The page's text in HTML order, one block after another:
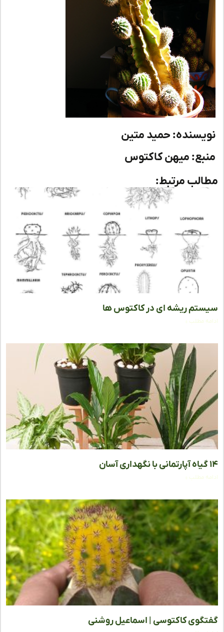
حمید متین
میهن کاکتوس
مرتبط:
ریشه ای در کاکتوس ها
مطلب »
مطلب »
کاکتوسی | اسماعیل روشنی